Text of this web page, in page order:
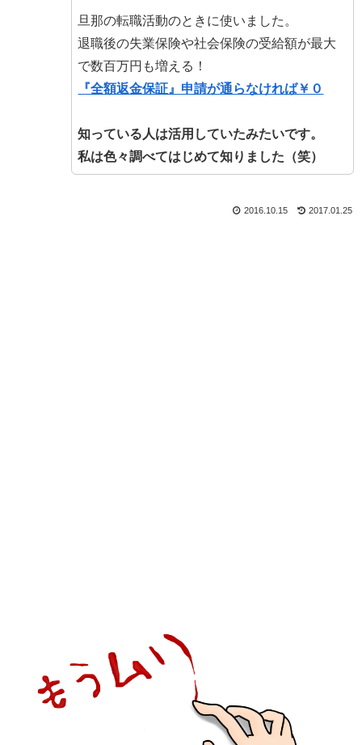
旦那の転職活動のときに使いました。
退職後の失業保険や社会保険の受給額が最大
で数百万円も増える！
『全額返金保証』申請が通らなければ￥０
知っている人は活用していたみたいです。
私は色々調べてはじめて知りました（笑）
2017.01.25
2016.10.15